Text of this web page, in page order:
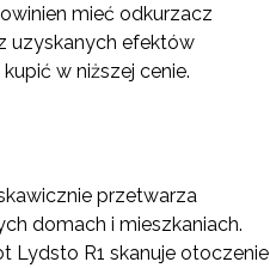
mieć odkurzacz
uzyskanych efektów
w niższej cenie.
przetwarza
domach i mieszkaniach.
Lydsto R1 skanuje otoczenie